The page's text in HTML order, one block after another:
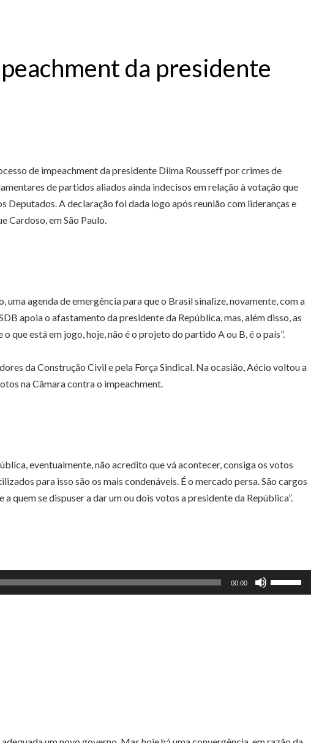
da presidente
de impeachment da presidente Dilma Rousseff por crimes de
de partidos aliados ainda indecisos em relação à votação que
Deputados. A declaração foi dada logo após reunião com lideranças e
Cardoso, em São Paulo.
agenda de emergência para que o Brasil sinalize, novamente, com a
apoia o afastamento da presidente da República, mas, além disso, as
que está em jogo, hoje, não é o projeto do partido A ou B, é o país”.
da Construção Civil e pela Força Sindical. Na ocasião, Aécio voltou a
na Câmara contra o impeachment.
eventualmente, não acredito que vá acontecer, consiga os votos
para isso são os mais condenáveis. É o mercado persa. São cargos
quem se dispuser a dar um ou dois votos a presidente da República”.
00:00
Use
as